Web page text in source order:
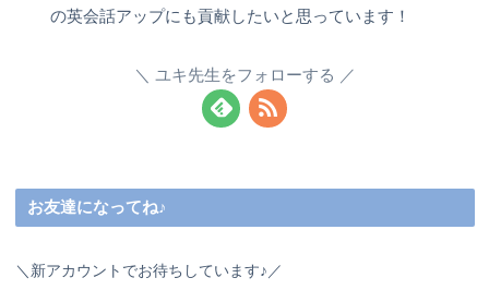
の英会話アップにも貢献したいと思っています！
ユキ先生をフォローする
お友達になってね♪
＼新アカウントでお待ちしています♪／